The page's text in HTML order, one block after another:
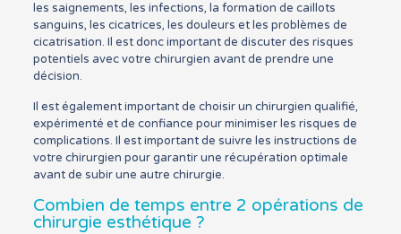
les saignements, les infections, la formation de caillots
sanguins, les cicatrices, les douleurs et les problèmes de
cicatrisation. Il est donc important de discuter des risques
potentiels avec votre chirurgien avant de prendre une
décision.
Il est également important de choisir un chirurgien qualifié,
expérimenté et de confiance pour minimiser les risques de
complications. Il est important de suivre les instructions de
votre chirurgien pour garantir une récupération optimale
avant de subir une autre chirurgie.
Combien de temps entre 2 opérations de
chirurgie esthétique ?